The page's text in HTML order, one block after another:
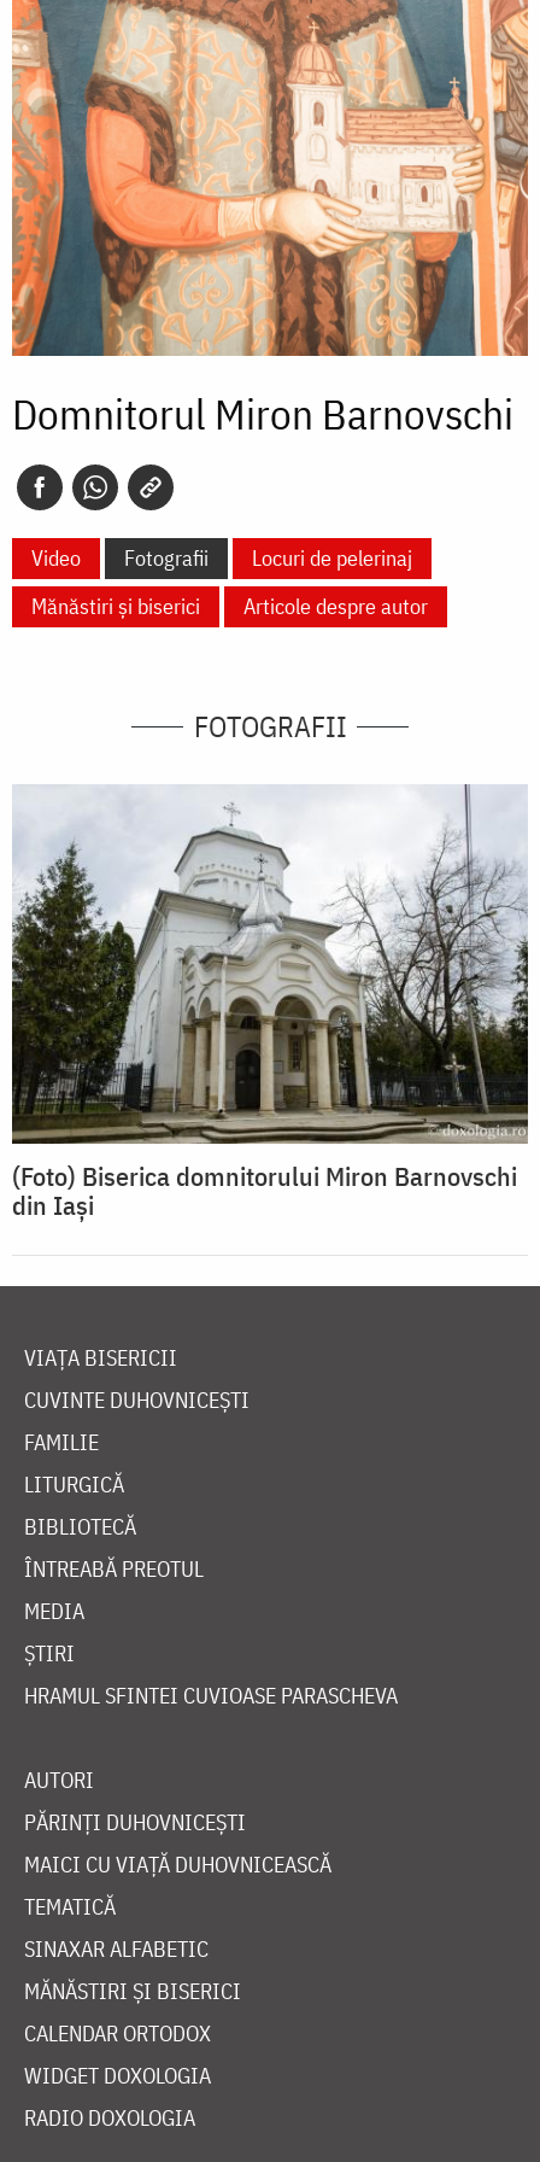
Domnitorul Miron Barnovschi
Video Fotografii
Locuri de pelerinaj
Mănăstiri și biserici
Articole despre autor
FOTOGRAFII
(Foto) Biserica domnitorului Miron Barnovschi
din Iași
VIAȚA BISERICII
CUVINTE DUHOVNICEȘTI
FAMILIE
LITURGICĂ
BIBLIOTECĂ
ÎNTREABĂ PREOTUL
MEDIA
ȘTIRI
HRAMUL SFINTEI CUVIOASE PARASCHEVA
AUTORI
PĂRINȚI DUHOVNICEȘTI
MAICI CU VIAȚĂ DUHOVNICEASCĂ
TEMATICĂ
SINAXAR ALFABETIC
MĂNĂSTIRI ȘI BISERICI
CALENDAR ORTODOX
WIDGET DOXOLOGIA
RADIO DOXOLOGIA